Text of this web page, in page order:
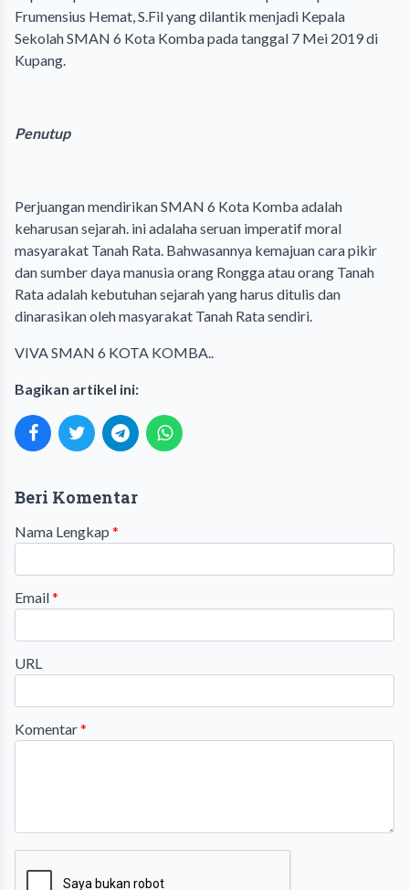
Frumensius Hemat, S.Fil yang dilantik menjadi Kepala
Sekolah SMAN 6 Kota Komba pada tanggal 7 Mei 2019 di
Kupang.
Penutup
Perjuangan mendirikan SMAN 6 Kota Komba adalah
keharusan sejarah. ini adalaha seruan imperatif moral
masyarakat Tanah Rata. Bahwasannya kemajuan cara pikir
dan sumber daya manusia orang Rongga atau orang Tanah
Rata adalah kebutuhan sejarah yang harus ditulis dan
dinarasikan oleh masyarakat Tanah Rata sendiri.
VIVA SMAN 6 KOTA KOMBA..
Bagikan artikel ini:
Beri Komentar
Nama Lengkap *
Email*
URL
Komentar*